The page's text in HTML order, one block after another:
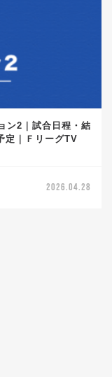
ン2｜試合日程・結
定｜ＦリーグTV
2026.04.28